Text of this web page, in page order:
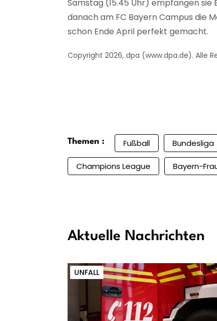
Samstag (15.45 Uhr) empfangen sie
danach am FC Bayern Campus die
schon Ende April perfekt gemacht.
Copyright 2026, dpa (www.dpa.de). Alle
Themen : Fußball Bundesliga
Champions League Bayern-
Aktuelle Nachrichten
UNFALL